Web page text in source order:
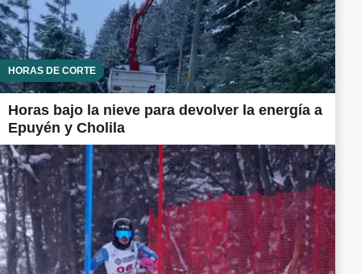
HORAS DE CORTE
Horas bajo la nieve para devolver la energía a
Epuyén y Cholila